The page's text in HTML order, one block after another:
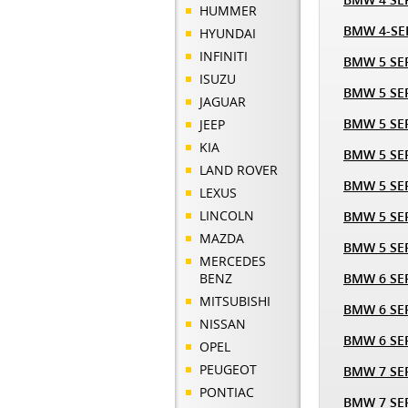
HUMMER
HYUNDAI
INFINITI
ISUZU
JAGUAR
JEEP
KIA
LAND ROVER
LEXUS
LINCOLN
MAZDA
MERCEDES
BENZ
MITSUBISHI
NISSAN
OPEL
PEUGEOT
PONTIAC
BMW 4-
BMW 5
BMW 5
BMW 5
BMW 5
BMW 5
BMW 5
BMW 5
BMW 6
BMW 6
BMW 6
BMW 7
BMW 7